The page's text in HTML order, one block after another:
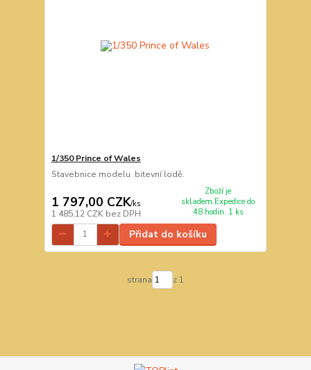
1/350 Prince of Wales
Stavebnice modelu bitevní lodě.
1 797,00 CZK/ks
1 485,12 CZK bez DPH
Zboží je
skladem.Expedice do
48 hodin. 1 ks
Přidat do košíku
strana z 1